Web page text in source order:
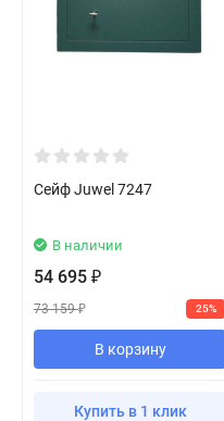
Сейф Juwel 7247
В наличии
54 695 ₽
73 159₽ 25%
В корзину
Купить в 1 клик